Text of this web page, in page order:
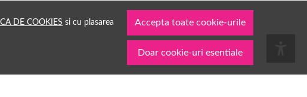
DE COOKIES si cu plasarea
Accepta toate cookie-urile
Doar cookie-uri esentiale